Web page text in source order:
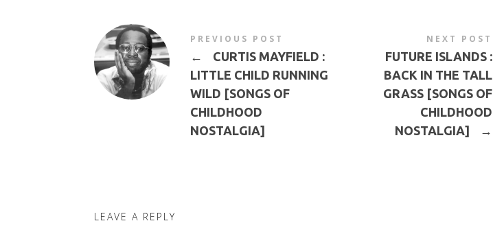
PREVIOUS POST
←
CURTIS MAYFIELD :
LITTLE CHILD RUNNING
WILD [SONGS OF
CHILDHOOD
NOSTALGIA]
NEXT POST
FUTURE ISLANDS :
BACK IN THE TALL
GRASS [SONGS OF
CHILDHOOD
NOSTALGIA]
→
LEAVE A REPLY